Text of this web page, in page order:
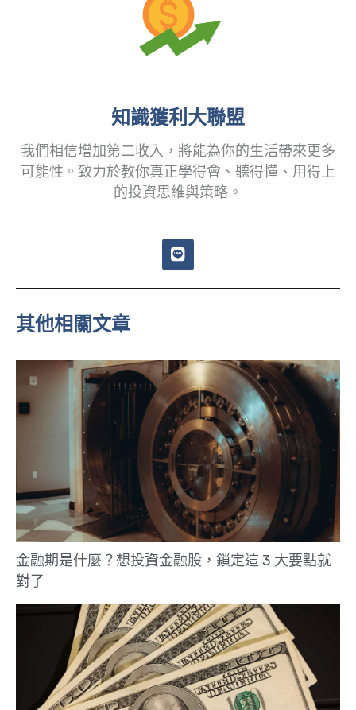
知識獲利大聯盟
我們相信增加第二收入，將能為你的生活帶來更多
可能性。致力於教你真正學得會、聽得懂、用得上
的投資思維與策略。
L
i
e
其他相關文章
金融期是什麼？想投資金融股，鎖定這 3 大要點就
對了